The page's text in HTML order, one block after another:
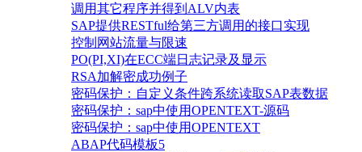
调用其它程序并得到ALV内表
SAP提供RESTful给第三方调用的接口实现
控制网站流量与限速
PO(PI,XI)在ECC端日志记录及显示
RSA加解密成功例子
密码保护：自定义条件跨系统读取SAP表数据
密码保护：sap中使用OPENTEXT-源码
密码保护：sap中使用OPENTEXT
ABAP代码模板5